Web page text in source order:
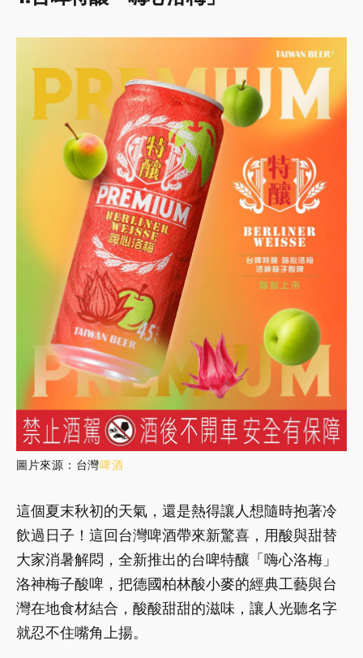
圖片來源：台灣啤酒
這個夏末秋初的天氣，還是熱得讓人想隨時抱著冷
飲過日子！這回台灣啤酒帶來新驚喜，用酸與甜替
大家消暑解悶，全新推出的台啤特釀「嗨心洛梅」
洛神梅子酸啤，把德國柏林酸小麥的經典工藝與台
灣在地食材結合，酸酸甜甜的滋味，讓人光聽名字
就忍不住嘴角上揚。